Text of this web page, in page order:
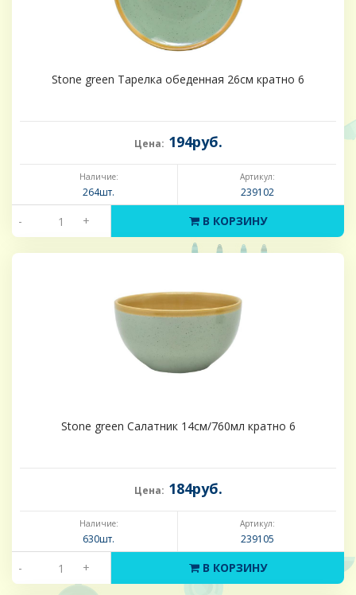
Stone green Тарелка обеденная 26см кратно 6
Цена: 194руб.
Наличие:
264шт.
Артикул:
239102
- + В КОРЗИНУ
Stone green Салатник 14см/760мл кратно 6
Цена: 184руб.
Наличие:
630шт.
Артикул:
239105
- + В КОРЗИНУ